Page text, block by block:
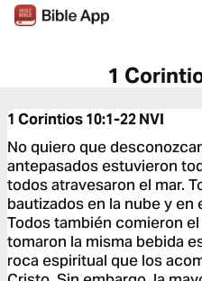
1
1 Corintios 10:1-22NVI
No quiero que
antepasados estuvieron
todos atravesaron el mar.
bautizados en la nube y en
Todos también comieron
tomaron la misma bebida
roca espiritual que los